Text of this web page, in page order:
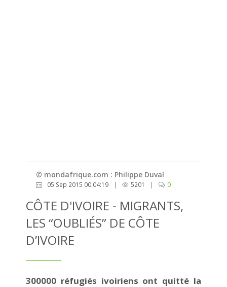
© mondafrique.com : Philippe Duval
05 Sep 2015 00:04:19 | 5201 | 0
CÔTE D'IVOIRE - MIGRANTS,
LES “OUBLIÉS” DE CÔTE
D’IVOIRE
300000 réfugiés ivoiriens ont quitté la